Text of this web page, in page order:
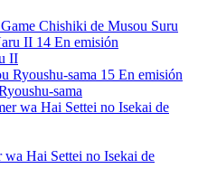
Chishiki de Musou Suru
14 En emisión
II
15 En emisión
sama
Hai Settei no Isekai de